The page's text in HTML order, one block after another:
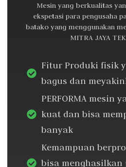
Mesin yang berkualitas
ekspetasi para pengusaha
batako yang menggunakan
MITRA JAYA
Fitur Produki fisik
bagus dan
PERFORMA mesin
kuat dan bisa
banyak
Kemampuan
bisa menghasilkan